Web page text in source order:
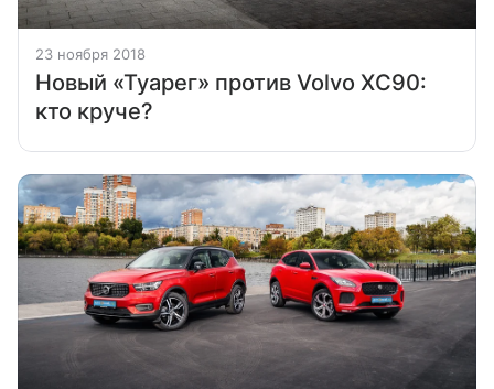
23 ноября 2018
Новый «Туарег» против Volvo XC90:
кто круче?